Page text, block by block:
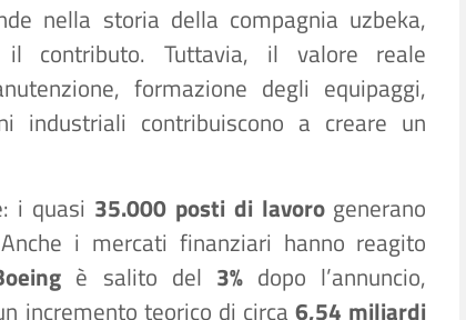
nella storia della compagnia uzbeka,
contributo. Tuttavia, il valore reale
formazione degli equipaggi,
industriali contribuiscono a creare un
i quasi 35.000 posti di lavorogenerano
i mercati finanziari hanno reagito
è salito del 3%dopo l’annuncio,
incremento teorico di circa6,54 miliardi